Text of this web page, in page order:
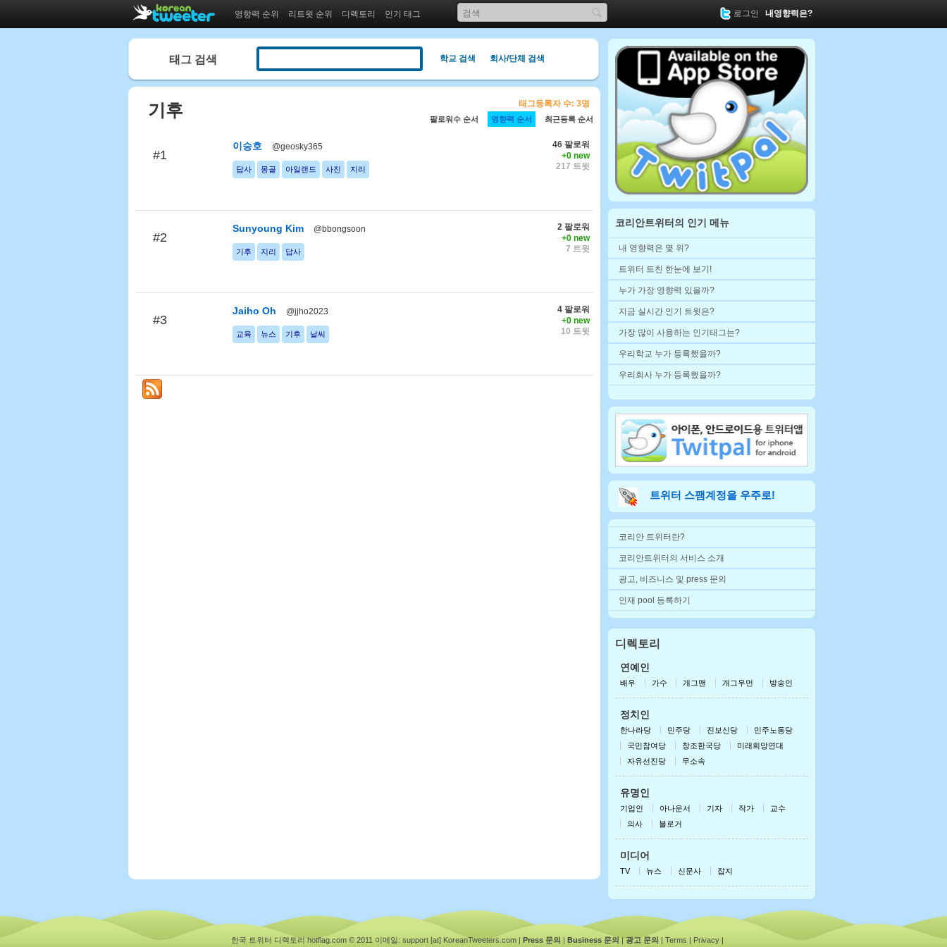
영향력 순위 리트윗 순위 디렉토리 인기 태그 내영향력은?
로그인
태그 검색 학교 검색 회사/단체 검색
기후 태그등록자 수: 3명
팔로워수 순서 영향력 순서 최근등록 순서
#1
46 팔로워
+0 new
217 트윗
이승호 @geosky365
답사 몽골 아일랜드 사진 지리
#2
2 팔로워
+0 new
7 트윗
Sunyoung Kim @bbongsoon
기후 지리 답사
#3
4 팔로워
+0 new
10 트윗
Jaiho Oh @jjho2023
교육 뉴스 기후 날씨
코리안트위터의 인기 메뉴
내 영향력은 몇 위?
트위터 트친 한눈에 보기!
누가 가장 영향력 있을까?
지금 실시간 인기 트윗은?
가장 많이 사용하는 인기태그는?
우리학교 누가 등록했을까?
우리회사 누가 등록했을까?
아이폰/패드용 받기
트위터 스팸계정을 우주로!
코리안 트위터란?
코리안트위터의 서비스 소개
광고, 비즈니스 및 press 문의
인재 pool 등록하기
디렉토리
연예인
배우 가수 개그맨 개그우먼 방송인
정치인
한나라당 민주당 진보신당
민주노동당
국민참여당
창조한국당
미래희망연대
자유선진당
무소속
유명인
기업인 아나운서 기자 작가
교수
의사
블로거
미디어
TV 뉴스 신문사 잡지
한국 트위터 디렉토리 hotflag.com © 2011 이메일: support [at] KoreanTweeters.com| Press 문의 | Business 문의 | 광고 문의 | Terms | Privacy|